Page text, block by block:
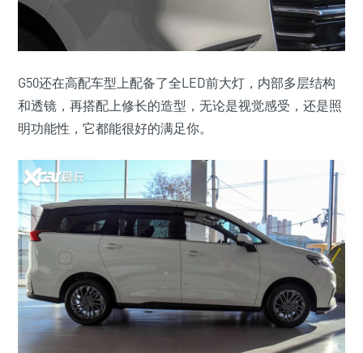
G50还在高配车型上配备了全LED前大灯，内部多层结构
和透镜，再搭配上修长的造型，无论是视觉感受，还是照
明功能性，它都能很好的满足你。